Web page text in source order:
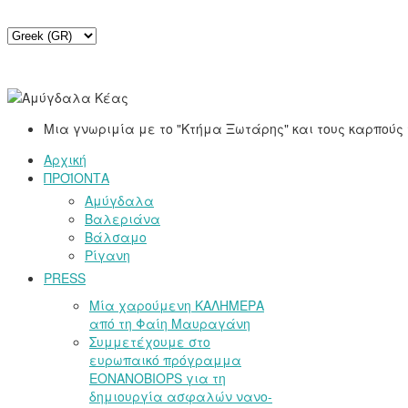
Μια γνωριμία με το "Κτήμα Ξωτάρης" και τους καρπούς
Αρχική
ΠΡΟΪΟΝΤΑ
Αμύγδαλα
Βαλεριάνα
Βάλσαμο
Ρίγανη
PRESS
Μία χαρούμενη ΚΑΛΗΜΕΡΑ
από τη Φαίη Μαυραγάνη
Συμμετέχουμε στο
ευρωπαικό πρόγραμμα
EONANOBIOPS για τη
δημιουργία ασφαλών νανο-